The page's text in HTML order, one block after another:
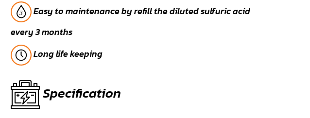
Easy to maintenance by refill the diluted sulfuric acid
every 3 months
Long life keeping
Specification